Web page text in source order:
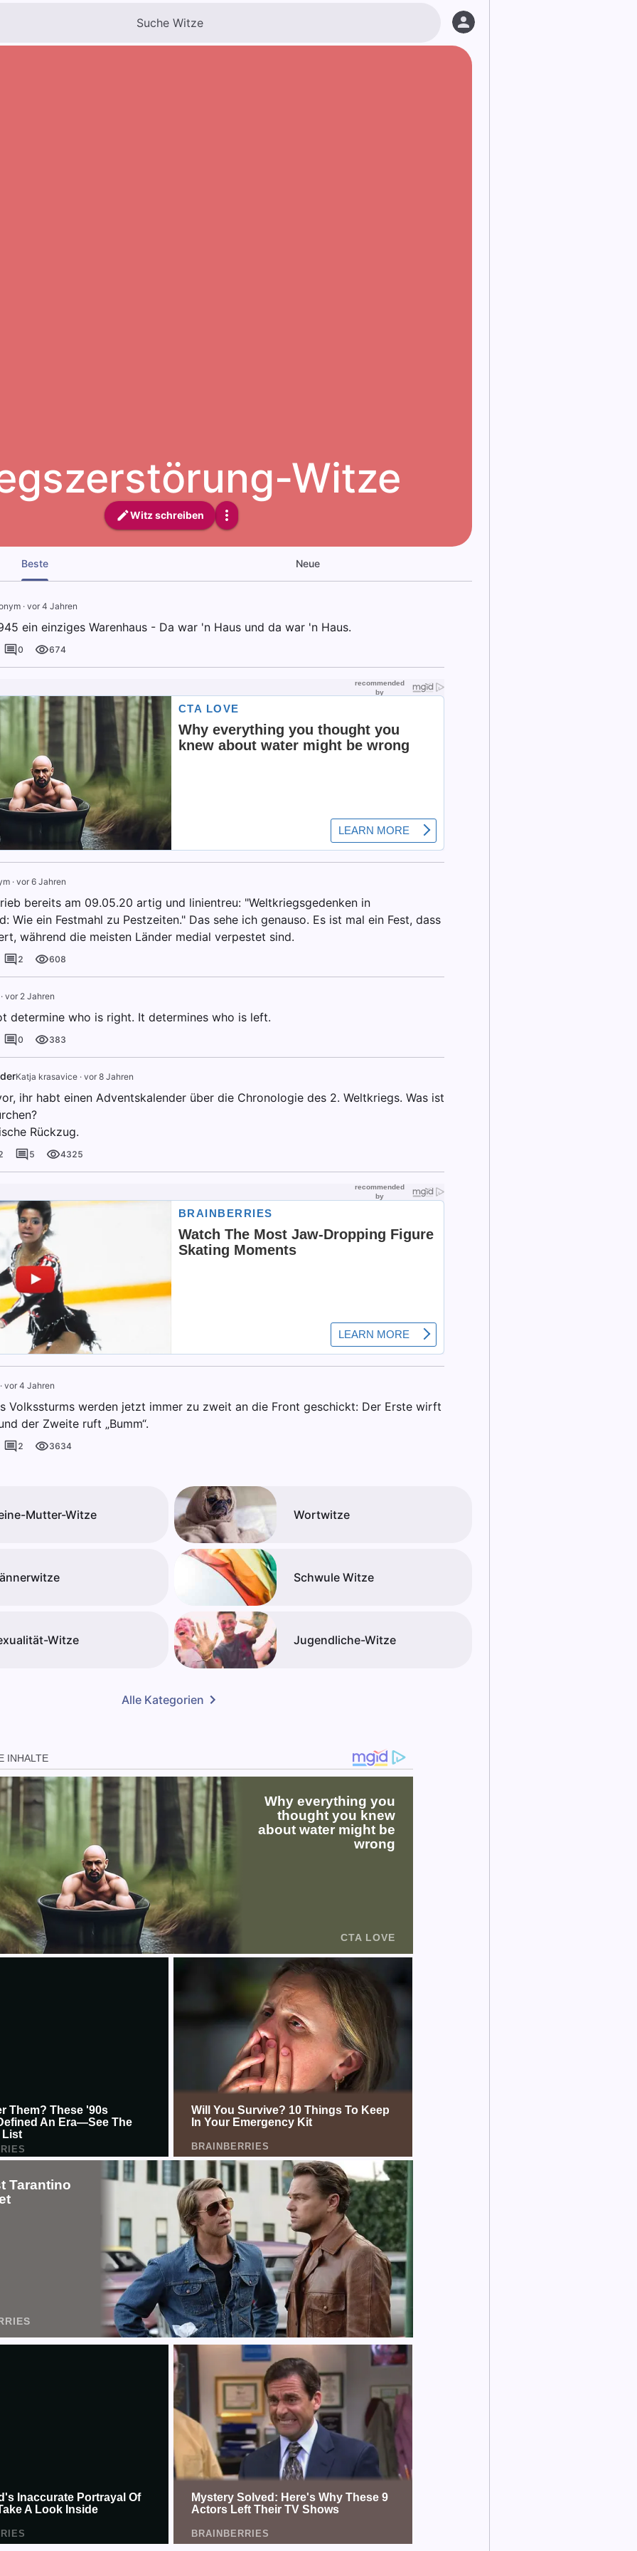
Witze
Witz schreiben
Beste Neue
· vor 4 Jahren
ein einziges Warenhaus - Da war 'n Haus und da war 'n Haus.
0 674
· vor 6 Jahren
bereits am 09.05.20 artig und linientreu: "Weltkriegsgedenken in
Wie ein Festmahl zu Pestzeiten." Das sehe ich genauso. Es ist mal ein Fest, dass
während die meisten Länder medial verpestet sind.
2 608
vor 2 Jahren
determine who is right. It determines who is left.
0 383
Katja krasavice· vor 8 Jahren
ihr habt einen Adventskalender über die Chronologie des 2. Weltkriegs. Was ist
Rückzug.
5 4325
vor 4 Jahren
Volkssturms werden jetzt immer zu zweit an die Front geschickt: Der Erste wirft
der Zweite ruft „Bumm“.
2 3634
Mutter-Witze Wortwitze
Schwule Witze
Witze Jugendliche-Witze
Alle Kategorien